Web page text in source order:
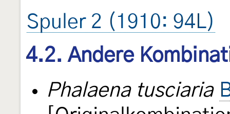
Spuler 2 (1910: 94L)
4.2. Andere
Phalaena tusciaria